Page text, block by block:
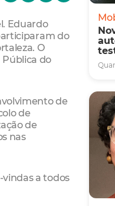
Eduardo
do
O
Pública do
de
de
de
nas
vindas a todos